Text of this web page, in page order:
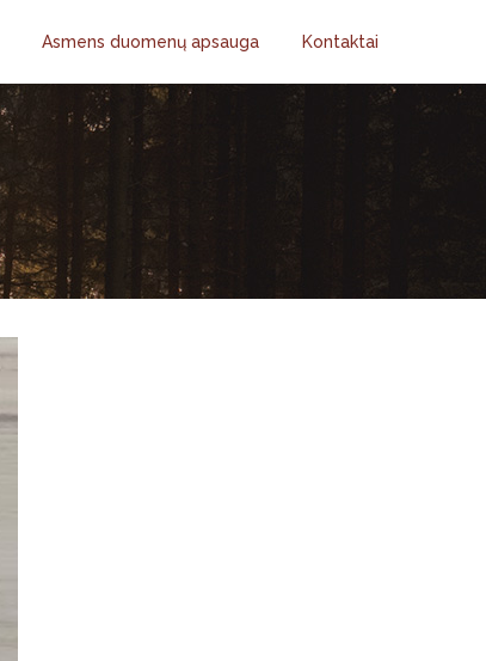
Asmens duomenų apsauga Kontaktai